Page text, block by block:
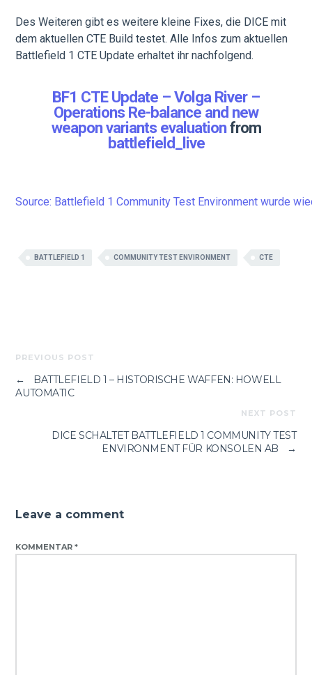
Des Weiteren gibt es weitere kleine Fixes, die DICE mit
dem aktuellen CTE Build testet. Alle Infos zum aktuellen
Battlefield 1 CTE Update erhaltet ihr nachfolgend.
BF1 CTE Update – Volga River –
Operations Re-balance and new
weapon variants evaluationfrom
battlefield_live
Source: Battlefield 1 Community Test Environment wurde
BATTLEFIELD 1 COMMUNITY TEST ENVIRONMENT CTE
PREVIOUS POST
←
BATTLEFIELD 1 – HISTORISCHE WAFFEN: HOWELL
AUTOMATIC
NEXT POST
DICE SCHALTET BATTLEFIELD 1 COMMUNITY TEST
ENVIRONMENT FÜR KONSOLEN AB
→
Leave a comment
KOMMENTAR*